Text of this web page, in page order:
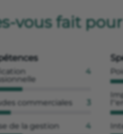
vous fait
4
commerciales
de la gestion 4